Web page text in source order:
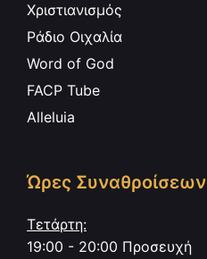
Χριστιανισμός
Ράδιο Οιχαλία
Word of God
FACP Tube
Alleluia
Ώρες Συναθροίσεων
Τετάρτη:
19:00 - 20:00 Προσευχή